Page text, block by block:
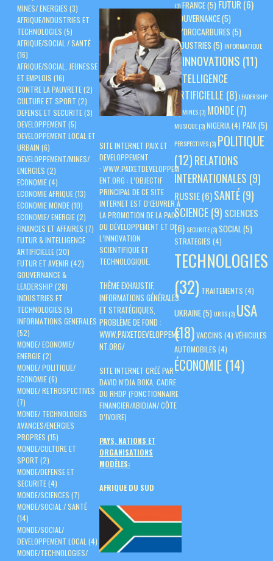
MINES/ ENERGIES (3)
AFRIQUE/INDUSTRIES ET
TECHNOLOGIES (5)
AFRIQUE/SOCIAL / SANTÉ
(16)
AFRIQUE/SOCIAL, JEUNESSE
ET EMPLOIS (16)
CONTRE LA PAUVRETE(2)
CULTURE ET SPORT (2)
DEFENSE ET SECURITE(3)
DEVELOPPEMENT (5)
DEVELOPPEMENT LOCAL ET
URBAIN (6)
DEVELOPPEMENT/MINES/
ENERGIES (2)
ECONOMIE(4)
ECONOMIE AFRIQUE(13)
ECONOMIE MONDE(10)
ECONOMIE/ ENERGIE(2)
FINANCES ET AFFAIRES (7)
FUTUR & INTELLIGENCE
ARTIFICIELLE(20)
FUTUR ET AVENIR (42)
GOUVERNANCE &
LEADERSHIP (28)
INDUSTRIES ET
TECHNOLOGIES (5)
INFORMATIONS GENERALES
(52)
MONDE/ ECONOMIE/
ENERGIE(2)
MONDE/ POLITIQUE/
ECONOMIE(6)
MONDE/ RETROSPECTIVES
(7)
MONDE/ TECHNOLOGIES
AVANCES/ENERGIES
PROPRES (15)
MONDE/CULTURE ET
SPORT (2)
MONDE/DEFENSE ET
SECURITE(4)
MONDE/SCIENCES (7)
MONDE/SOCIAL / SANTÉ
(14)
MONDE/SOCIAL/
DEVELOPPEMENT LOCAL (4)
MONDE/TECHNOLOGIES/
(3)FRANCE(5)FUTUR (6)
GOUVERNANCE(5)
HYDROCARBURES(5)
INDUSTRIES(5)INFORMATIQUE
(3) INNOVATIONS (11)
INTELLIGENCE
ARTIFICIELLE (8)LEADERSHIP
(3)MINES(3) MONDE (7)
MUSIQUE(3)NIGERIA(4) PAIX(5)
PERSPECTIVES(3) POLITIQUE
(12)RELATIONS
INTERNATIONALES (9)
RUSSIE(6)SANTÉ(9)
SCIENCE(9) SCIENCES
(6) SECURITE(3)SOCIAL(5)
STRATEGIES (4)
TECHNOLOGIES
(32) TRAITEMENTS (4)
UKRAINE(5)URSS(3) USA
(18)VACCINS (4) VÉHICULES
AUTOMOBILES (4)
ÉCONOMIE (14)
SITE INTERNET PAIX ET
DEVELOPPEMENT
:WWW.PAIXETDEVELOPPEM
ENT.ORG : L’OBJECTIF
PRINCIPAL DE CE SITE
INTERNET EST D’ŒUVRER À
LA PROMOTION DE LA PAIX,
DU DÉVELOPPEMENT ET DE
L’INNOVATION
SCIENTIFIQUE ET
TECHNOLOGIQUE.
THÈME EXHAUSTIF,
INFORMATIONS GÉNÉRALES
ET STRATÉGIQUES,
PROBLÈME DE FOND :
WWW.PAIXETDEVELOPPEME
NT.ORG/
SITE INTERNET CRÉÉ PAR :
DAVID N’DJA BOKA, CADRE
DU RHDP (FONCTIONNAIRE
FINANCIER/ABIDJAN/ CÔTE
D’IVOIRE)
PAYS, NATIONS ET
ORGANISATIONS
MODÈLES:
AFRIQUE DU SUD